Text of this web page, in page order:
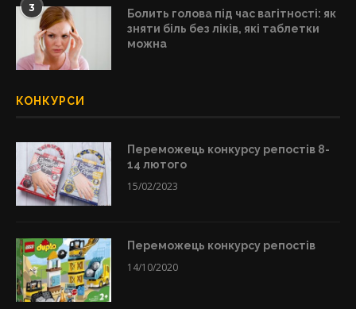
3
Болить голова під час вагітності: як
зняти біль без ліків, які таблетки
можна
КОНКУРСИ
Переможець конкурсу репостів 8-
14 лютого
15/02/2023
Переможець конкурсу репостів
14/10/2020